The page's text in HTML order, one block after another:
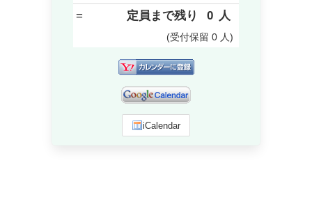
=
定員まで残り 0 人
(受付保留 0 人)
iCalendar